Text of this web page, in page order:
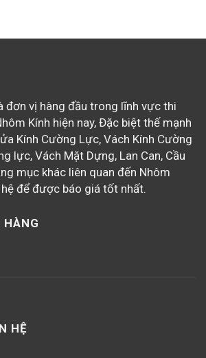
đơn vị hàng đầu trong lĩnh vực thi
Kính hiện nay, Đặc biệt thế mạnh
Kính Cường Lực, Vách Kính Cường
lực, Vách Mặt Dựng, Lan Can, Cầu
mục khác liên quan đến Nhôm
để được báo giá tốt nhất.
HÀNG
HỆ